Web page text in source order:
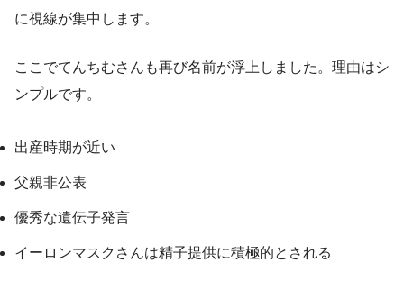
に視線が集中します。
ここでてんちむさんも再び名前が浮上しました。理由はシ
ンプルです。
出産時期が近い
父親非公表
優秀な遺伝子発言
イーロンマスクさんは精子提供に積極的とされる